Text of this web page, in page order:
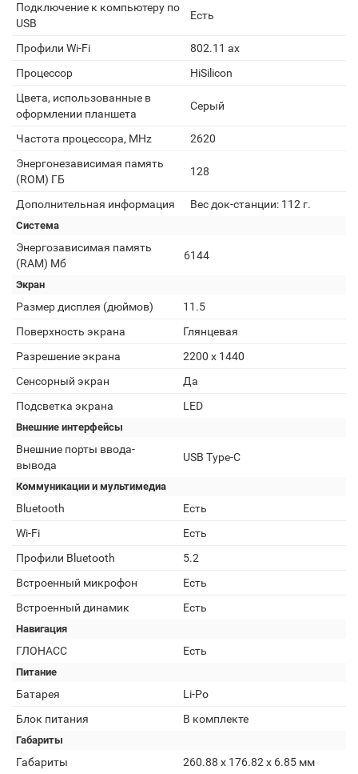
Подключение к компьютеру по
USB
Есть
Профили Wi-Fi
802.11 ax
Процессор
HiSilicon
Цвета, использованные в
оформлении планшета
Серый
Частота процессора, MHz
2620
Энергонезависимая память
(ROM) ГБ
128
Дополнительная информация Вес док-станции: 112 г.
Система
Энергозависимая память
(RAM) Мб
6144
Экран
Размер дисплея (дюймов)
11.5
Поверхность экрана
Глянцевая
Разрешение экрана
2200 x 1440
Сенсорный экран
Да
Подсветка экрана
LED
Внешние интерфейсы
Внешние порты ввода-
вывода
USB Type-C
Коммуникации и мультимедиа
Bluetooth
Есть
Wi-Fi
Есть
Профили Bluetooth
5.2
Встроенный микрофон
Есть
Встроенный динамик
Есть
Навигация
ГЛОНАСС Есть
Питание
Батарея
Li-Po
Блок питания
В комплекте
Габариты
Габариты 260.88 х 176.82 х 6.85 мм